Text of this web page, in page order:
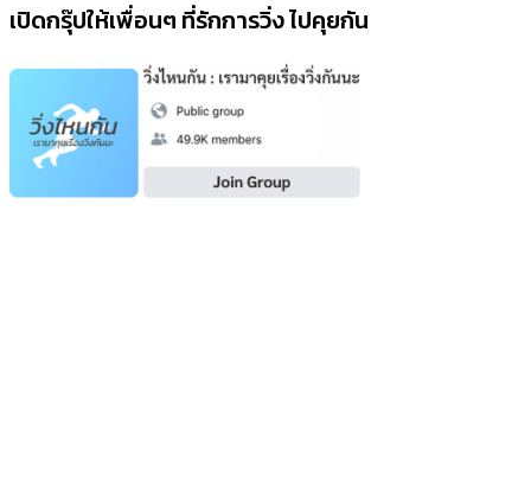
เปิดกรุ๊ปให้เพื่อนๆ ที่รักการวิ่ง ไปคุยกัน